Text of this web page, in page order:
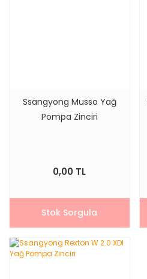
Ssangyong Musso Yağ
Pompa Zinciri
0,00 TL
Stok Sorgula